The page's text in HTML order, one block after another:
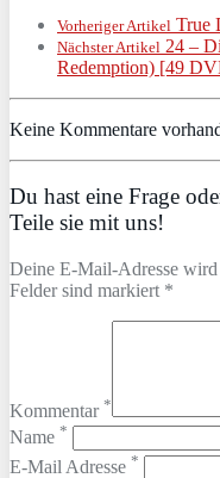
Vorheriger Artikel True
Nächster Artikel 24 –
Redemption) [49
Keine Kommentare
Du hast eine Frage
Teile sie mit uns!
Deine E-Mail-Adresse
Felder sind markiert *
Kommentar *
Name *
E-Mail Adresse *